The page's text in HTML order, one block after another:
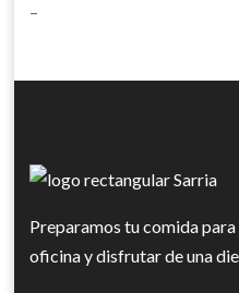
–
Preparamos tu comida
oficina y disfrutar de una